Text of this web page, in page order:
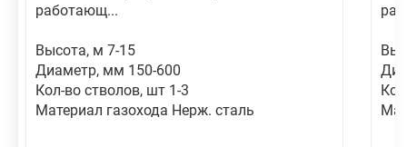
работающ...
Высота, м 7-15
Диаметр, мм 150-600
Кол-во стволов, шт 1-3
Материал газохода Нерж. сталь